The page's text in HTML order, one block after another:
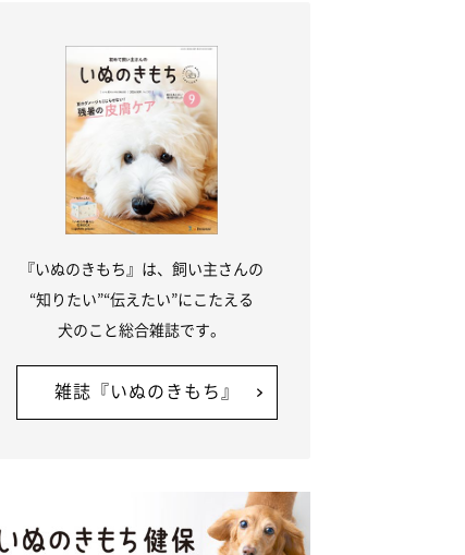
『いぬのきもち』は、飼い主さんの
“知りたい”“伝えたい”にこたえる
犬のこと総合雑誌です。
雑誌『いぬのきもち』